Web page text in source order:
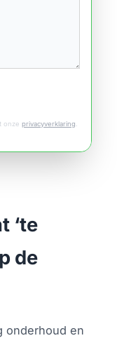
onze privacyverklaring
‘te
de
onderhoud en